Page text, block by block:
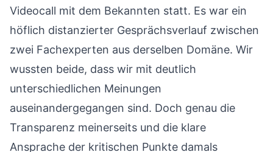
Videocall mit dem Bekannten statt. Es war ein
höflich distanzierter Gesprächsverlauf zwischen
zwei Fachexperten aus derselben Domäne. Wir
wussten beide, dass wir mit deutlich
unterschiedlichen Meinungen
auseinandergegangen sind. Doch genau die
Transparenz meinerseits und die klare
Ansprache der kritischen Punkte damals